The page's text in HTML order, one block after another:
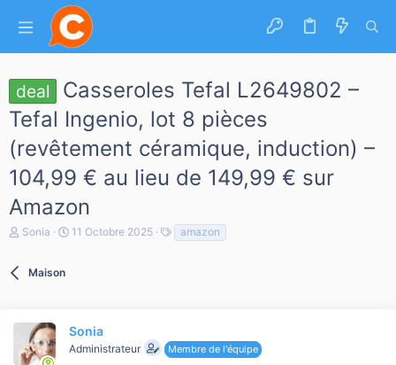
deal
Casseroles Tefal L2649802 –
Tefal Ingenio, lot 8 pièces
(revêtement céramique, induction) –
104,99 € au lieu de 149,99 € sur
Amazon
A
l
a
Sonia
D
é
b
11 Octobre 2025
a
amazon
Maison
Sonia
Administrateur Membre de l'équipe